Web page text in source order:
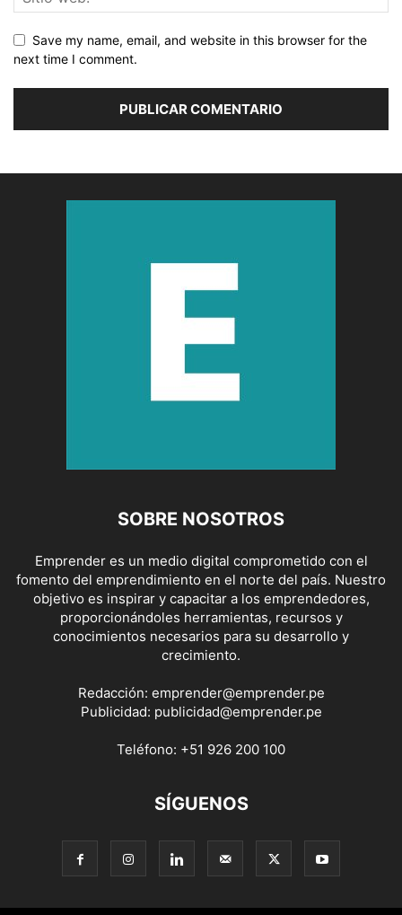
Save my name, email, and website in this browser for the
next time I comment.
SOBRE NOSOTROS
Emprender es un medio digital comprometido con el
fomento del emprendimiento en el norte del país. Nuestro
objetivo es inspirar y capacitar a los emprendedores,
proporcionándoles herramientas, recursos y
conocimientos necesarios para su desarrollo y
crecimiento.
Redacción: emprender@emprender.pe
Publicidad: publicidad@emprender.pe
Teléfono: +51 926 200 100
SÍGUENOS